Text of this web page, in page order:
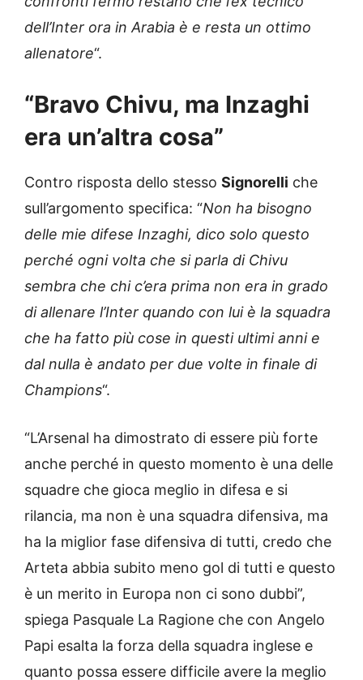
dell’Inter ora in Arabia è e resta un ottimo
allenatore“.
“Bravo Chivu, ma Inzaghi
era un’altra cosa”
Contro risposta dello stesso Signorelli che
sull’argomento specifica: “Non ha bisogno
delle mie difese Inzaghi, dico solo questo
perché ogni volta che si parla di Chivu
sembra che chi c’era prima non era in grado
di allenare l’Inter quando con lui è la squadra
che ha fatto più cose in questi ultimi anni e
dal nulla è andato per due volte in finale di
Champions“.
“L’Arsenal ha dimostrato di essere più forte
anche perché in questo momento è una delle
squadre che gioca meglio in difesa e si
rilancia, ma non è una squadra difensiva, ma
ha la miglior fase difensiva di tutti, credo che
Arteta abbia subito meno gol di tutti e questo
è un merito in Europa non ci sono dubbi”,
spiega Pasquale La Ragione che con Angelo
Papi esalta la forza della squadra inglese e
quanto possa essere difficile avere la meglio